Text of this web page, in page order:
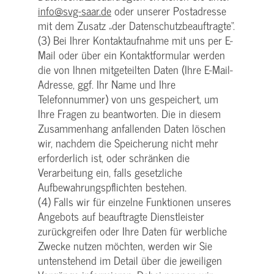
info@svg-saar.deoder unserer Postadresse
mit dem Zusatz „der Datenschutzbeauftragte“.
(3) Bei Ihrer Kontaktaufnahme mit uns per E-
Mail oder über ein Kontaktformular werden
die von Ihnen mitgeteilten Daten (Ihre E-Mail-
Adresse, ggf. Ihr Name und Ihre
Telefonnummer) von uns gespeichert, um
Ihre Fragen zu beantworten. Die in diesem
Zusammenhang anfallenden Daten löschen
wir, nachdem die Speicherung nicht mehr
erforderlich ist, oder schränken die
Verarbeitung ein, falls gesetzliche
Aufbewahrungspflichten bestehen.
(4) Falls wir für einzelne Funktionen unseres
Angebots auf beauftragte Dienstleister
zurückgreifen oder Ihre Daten für werbliche
Zwecke nutzen möchten, werden wir Sie
untenstehend im Detail über die jeweiligen